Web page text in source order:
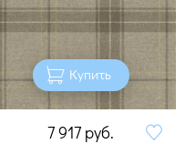
Купить
7 917 руб.